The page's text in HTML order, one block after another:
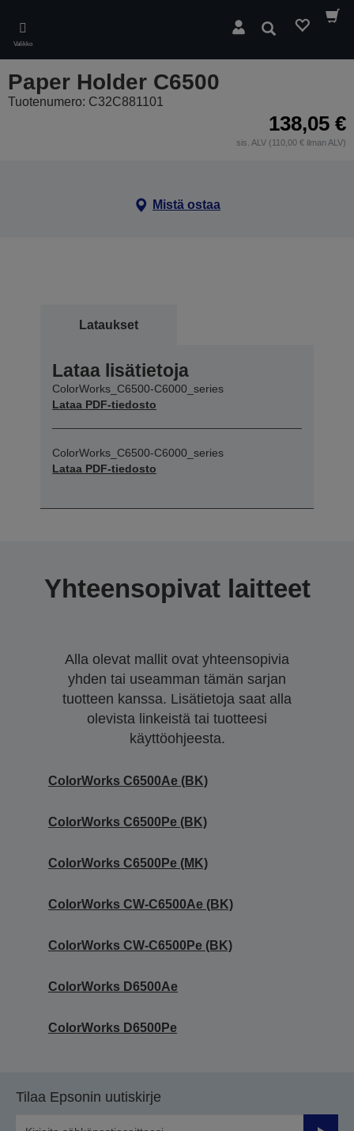
main
content
Valikko
Hae
Paper Holder C6500
Tuotenumero: C32C881101
138,05 €
sis. ALV (110,00 € ilman ALV)
Mistä ostaa
Lataukset
Lataa lisätietoja
ColorWorks_C6500-C6000_series
Lataa PDF-tiedosto
ColorWorks_C6500-C6000_series
Lataa PDF-tiedosto
Yhteensopivat laitteet
Alla olevat mallit ovat yhteensopivia
yhden tai useamman tämän sarjan
tuotteen kanssa. Lisätietoja saat alla
olevista linkeistä tai tuotteesi
käyttöohjeesta.
ColorWorks C6500Ae (BK)
ColorWorks C6500Pe (BK)
ColorWorks C6500Pe (MK)
ColorWorks CW-C6500Ae (BK)
ColorWorks CW-C6500Pe (BK)
ColorWorks D6500Ae
ColorWorks D6500Pe
Tilaa Epsonin uutiskirje